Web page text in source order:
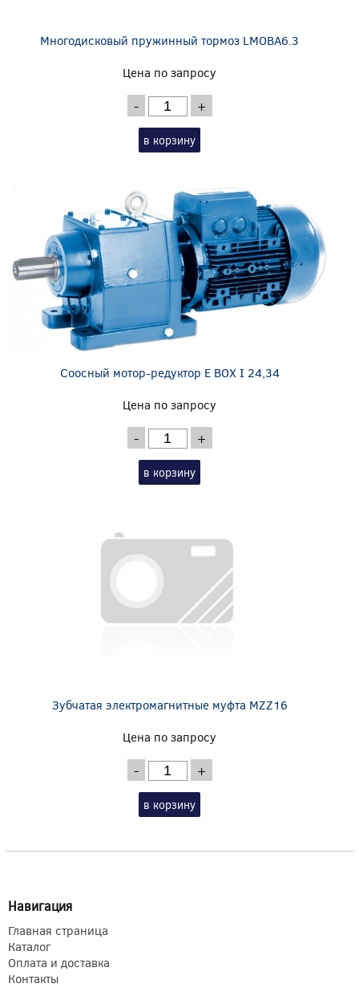
Многодисковый пружинный тормоз LMOBA6.3
Цена по запросу
- +
в корзину
Соосный мотор-редуктор E BOX I 24,34
Цена по запросу
- +
в корзину
Зубчатая электромагнитные муфта MZZ16
Цена по запросу
- +
в корзину
Навигация
Главная страница
Каталог
Оплата и доставка
Контакты